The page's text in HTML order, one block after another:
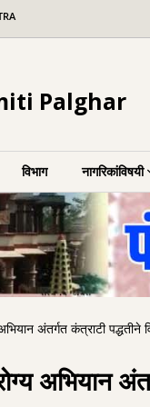
Palghar
विभाग नागरिकांविषयी
अंतर्गत कंत्राटी पद्धतीने
अभियान